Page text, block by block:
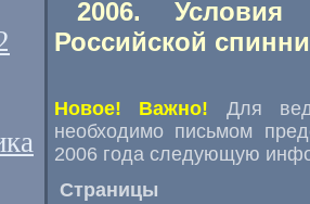
2006. Условия
Российской
Новое! Важно! Для
необходимо письмом
2006 года следующую
Страницы